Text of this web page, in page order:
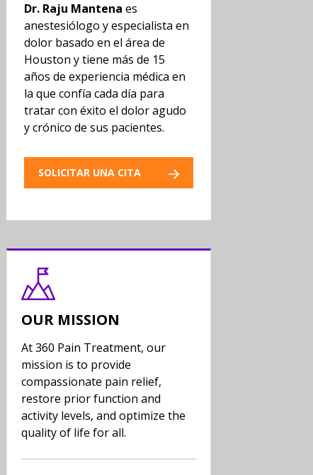
Dr. Raju Mantena es
anestesiólogo y especialista en
dolor basado en el área de
Houston y tiene más de 15
años de experiencia médica en
la que confía cada día para
tratar con éxito el dolor agudo
y crónico de sus pacientes.
SOLICITAR UNA CITA
OUR MISSION
At 360 Pain Treatment, our
mission is to provide
compassionate pain relief,
restore prior function and
activity levels, and optimize the
quality of life for all.